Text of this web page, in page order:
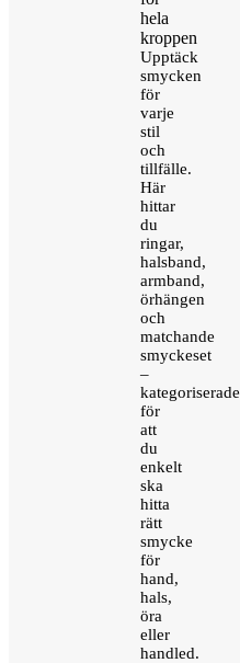
hela
kroppen
Upptäck
smycken
för
varje
stil
och
tillfälle.
Här
hittar
du
ringar,
halsband,
armband,
örhängen
och
matchande
smyckeset
–
kategoriserade
för
att
du
enkelt
ska
hitta
rätt
smycke
för
hand,
hals,
öra
eller
handled.